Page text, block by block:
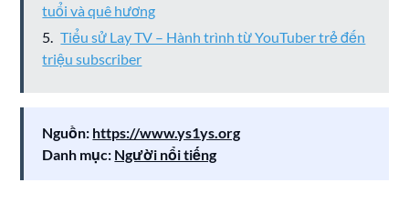
tuổi và quê hương
Tiểu sử Lay TV – Hành trình từ YouTuber trẻ đến
triệu subscriber
Nguồn: https://www.ys1ys.org
Danh mục: Người nổi tiếng